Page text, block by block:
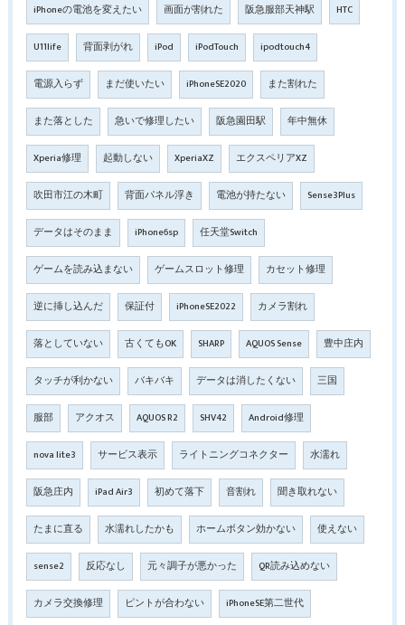
iPhoneの電池を変えたい 画面が割れた 阪急服部天神駅 HTC
U11life 背面剥がれ iPod iPodTouch ipodtouch4
電源入らず まだ使いたい iPhoneSE2020 また割れた
また落とした 急いで修理したい 阪急園田駅 年中無休
Xperia修理 起動しない XperiaXZ エクスペリアXZ
吹田市江の木町 背面パネル浮き 電池が持たない Sense3Plus
データはそのまま iPhone6sp 任天堂Switch
ゲームを読み込まない ゲームスロット修理 カセット修理
逆に挿し込んだ 保証付 iPhoneSE2022 カメラ割れ
落としていない 古くてもOK SHARP AQUOS Sense 豊中庄内
タッチが利かない バキバキ データは消したくない 三国
服部 アクオス AQUOS R2 SHV42 Android修理
nova lite3 サービス表示 ライトニングコネクター 水濡れ
阪急庄内 iPad Air3 初めて落下 音割れ 聞き取れない
たまに直る 水濡れしたかも ホームボタン効かない 使えない
sense2 反応なし 元々調子が悪かった QR読み込めない
カメラ交換修理 ピントが合わない iPhoneSE第二世代